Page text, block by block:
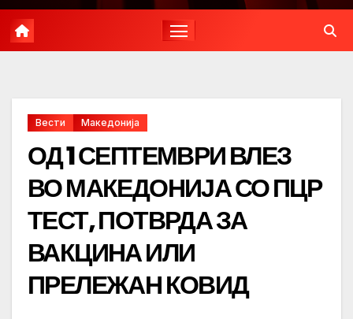
Вести Македонија
ОД 1 СЕПТЕМВРИ ВЛЕЗ
ВО МАКЕДОНИЈА СО ПЦР
ТЕСТ, ПОТВРДА ЗА
ВАКЦИНА ИЛИ
ПРЕЛЕЖАН КОВИД